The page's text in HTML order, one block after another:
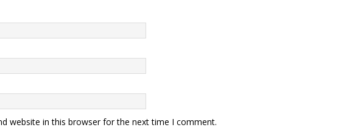
website in this browser for the next time I comment.